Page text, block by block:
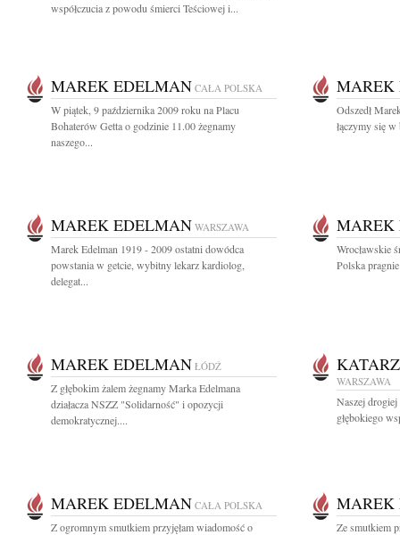
współczucia z powodu śmierci Teściowej i...
MAREK EDELMAN CAŁA POLSKA
W piątek, 9 października 2009 roku na Placu
Bohaterów Getta o godzinie 11.00 żegnamy
naszego...
MAREK
Odszedł
łączymy się
MAREK EDELMAN WARSZAWA
Marek Edelman 1919 - 2009 ostatni dowódca
powstania w getcie, wybitny lekarz kardiolog,
delegat...
MAREK
Wrocławskie
Polska
MAREK EDELMAN ŁÓDŹ
Z głębokim żalem żegnamy Marka Edelmana
działacza NSZZ "Solidarność" i opozycji
demokratycznej....
WARSZAWA
Naszej
głębokiego
MAREK EDELMAN CAŁA POLSKA
Z ogromnym smutkiem przyjęłam wiadomość o
MAREK
Ze smutkiem